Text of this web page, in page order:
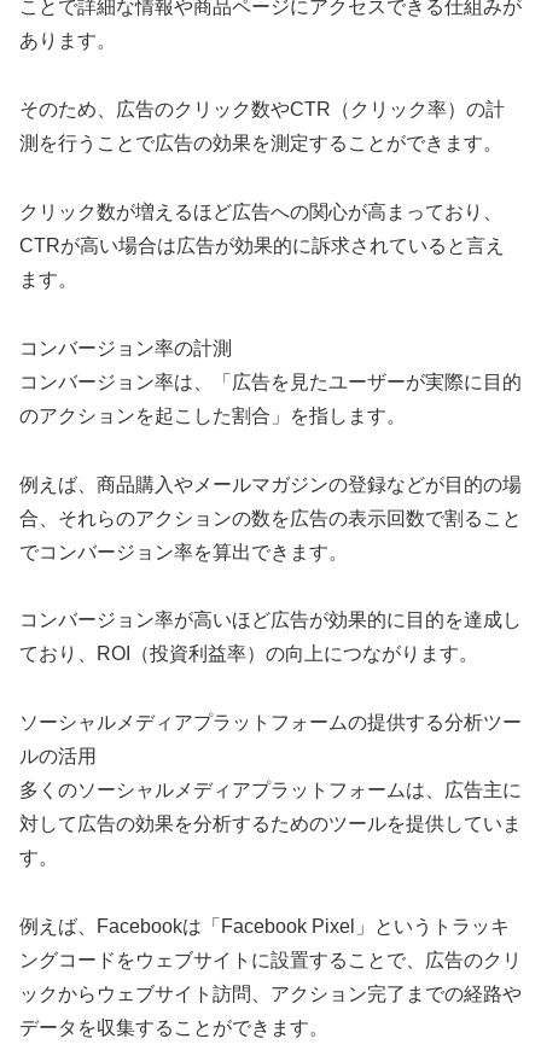
ことで詳細な情報や商品ページにアクセスできる仕組みが
あります。
そのため、広告のクリック数やCTR（クリック率）の計
測を行うことで広告の効果を測定することができます。
クリック数が増えるほど広告への関心が高まっており、
CTRが高い場合は広告が効果的に訴求されていると言え
ます。
コンバージョン率の計測
コンバージョン率は、「広告を見たユーザーが実際に目的
のアクションを起こした割合」を指します。
例えば、商品購入やメールマガジンの登録などが目的の場
合、それらのアクションの数を広告の表示回数で割ること
でコンバージョン率を算出できます。
コンバージョン率が高いほど広告が効果的に目的を達成し
ており、ROI（投資利益率）の向上につながります。
ソーシャルメディアプラットフォームの提供する分析ツー
ルの活用
多くのソーシャルメディアプラットフォームは、広告主に
対して広告の効果を分析するためのツールを提供していま
す。
例えば、Facebookは「Facebook Pixel」というトラッキ
ングコードをウェブサイトに設置することで、広告のクリ
ックからウェブサイト訪問、アクション完了までの経路や
データを収集することができます。